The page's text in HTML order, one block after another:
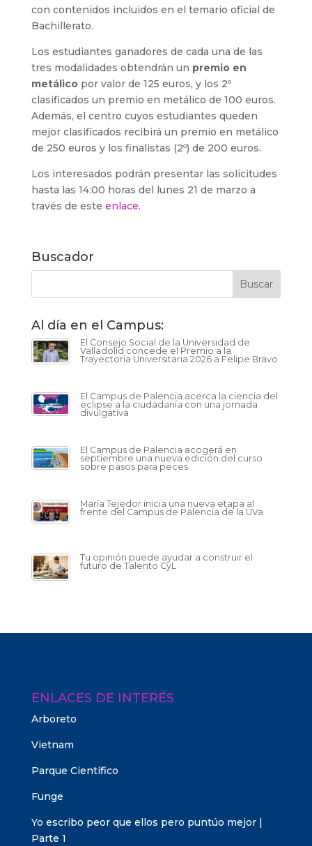
con contenidos incluidos en el temario oficial de
Bachillerato.
Los estudiantes ganadores de cada una de las
tres modalidades obtendrán un premio en
metálicopor valor de 125 euros, y los 2º
clasificados un premio en metálico de 100 euros.
Además, el centro cuyos estudiantes queden
mejor clasificados recibirá un premio en metálico
de 250 euros y los finalistas (2º) de 200 euros.
Los interesados podrán presentar las solicitudes
hasta las 14:00 horas del lunes 21 de marzo a
través de este enlace.
Buscador
Al día en el Campus:
El Consejo Social de la Universidad de
Valladolid concede el Premio a la
Trayectoria Universitaria 2026 a Felipe Bravo
El Campus de Palencia acerca la ciencia del
eclipse a la ciudadanía con una jornada
divulgativa
El Campus de Palencia acogerá en
septiembre una nueva edición del curso
sobre pasos para peces
María Tejedor inicia una nueva etapa al
frente del Campus de Palencia de la UVa
Tu opinión puede ayudar a construir el
futuro de Talento CyL
ENLACES DE INTERÉS
Arboreto
Vietnam
Parque Científico
Funge
Yo escribo peor que ellos pero puntúo mejor |
Parte 1